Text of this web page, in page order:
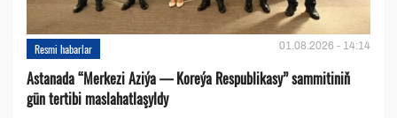
Resmi habarlar 01.08.2026 - 14:14
Astanada “Merkezi Aziýa — Koreýa Respublikasy” sammitiniň
gün tertibi maslahatlaşyldy